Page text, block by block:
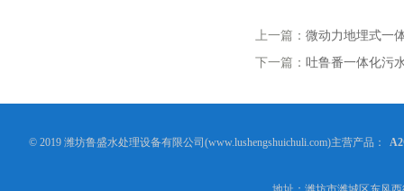
上一篇： 微动力地埋式一
下一篇： 吐鲁番一体化污
© 2019 潍坊鲁盛水处理设备有限公司(www.lushengshuichuli.com)主营产品：